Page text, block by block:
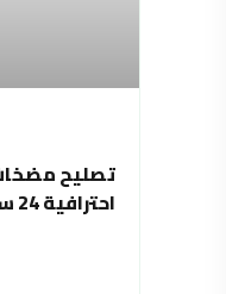
احترافية 24 ساعة